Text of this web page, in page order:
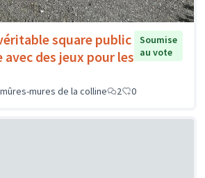
square public
avec des jeux pour les
Soumise
au vote
mures de la colline 2 0